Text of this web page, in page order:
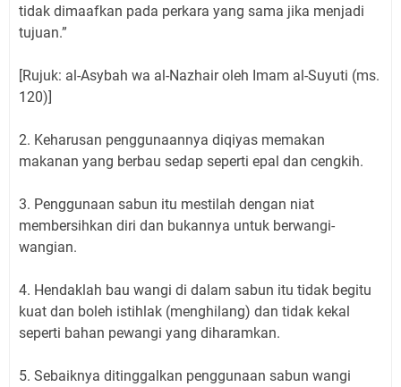
tidak dimaafkan pada perkara yang sama jika menjadi
tujuan.”
[Rujuk: al-Asybah wa al-Nazhair oleh Imam al-Suyuti (ms.
120)]
2. Keharusan penggunaannya diqiyas memakan
makanan yang berbau sedap seperti epal dan cengkih.
3. Penggunaan sabun itu mestilah dengan niat
membersihkan diri dan bukannya untuk berwangi-
wangian.
4. Hendaklah bau wangi di dalam sabun itu tidak begitu
kuat dan boleh istihlak (menghilang) dan tidak kekal
seperti bahan pewangi yang diharamkan.
5. Sebaiknya ditinggalkan penggunaan sabun wangi